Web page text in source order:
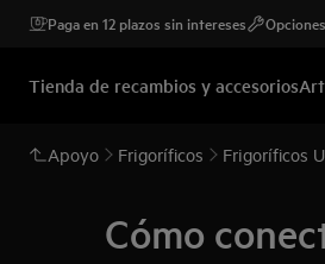
Paga en 12 plazos sin intereses
Tienda de recambios y accesorios
Apoyo Frigoríficos Frigoríficos
Cómo